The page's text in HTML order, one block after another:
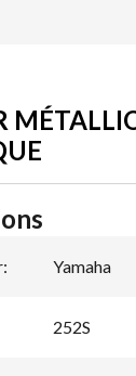
: Yamaha
252S